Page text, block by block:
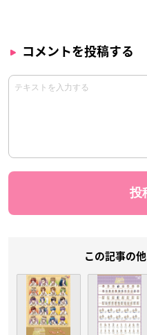
コメントを投稿する
この記事の